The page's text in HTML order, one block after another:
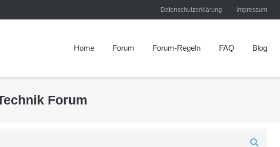
Datenschutzerklärung Impressum
Home Forum Forum-Regeln FAQ Blog
Forum